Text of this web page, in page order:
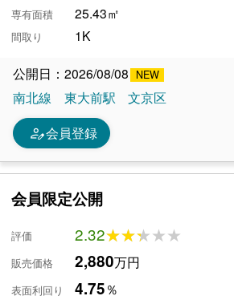
専有面積 25.43㎡
間取り 1K
公開日：2026/08/08
南北線
東大前駅 文京区
person_edit会員登録
会員限定公開
評価 2.32★★★★★
★★★★★
販売価格 2,880万円
表面利回り 4.75％